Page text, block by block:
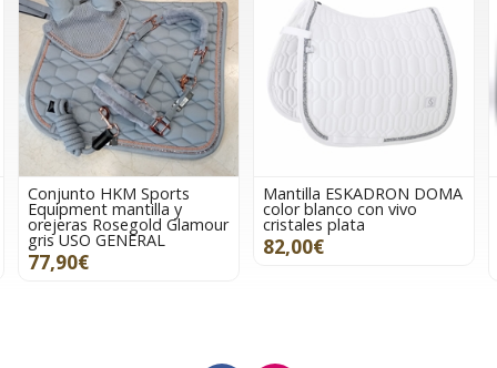
Conjunto HKM Sports
Equipment mantilla y
orejeras Rosegold Glamour
gris USO GENERAL
77,90€
Mantilla ESKADRON DOMA
color blanco con vivo
cristales plata
82,00€